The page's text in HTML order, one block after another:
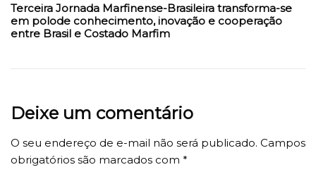
Terceira Jornada Marfinense-Brasileira transforma-se
em polode conhecimento, inovação e cooperação
entre Brasil e Costado Marfim
Deixe um comentário
O seu endereço de e-mail não será publicado. Campos
obrigatórios são marcados com *